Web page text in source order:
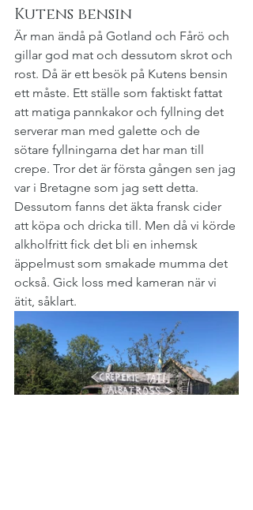
Kutens bensin
Är man ändå på Gotland och Fårö och
gillar god mat och dessutom skrot och
rost. Då är ett besök på Kutens bensin
ett måste. Ett ställe som faktiskt fattat
att matiga pannkakor och fyllning det
serverar man med galette och de
sötare fyllningarna det har man till
crepe. Tror det är första gången sen jag
var i Bretagne som jag sett detta.
Dessutom fanns det äkta fransk cider
att köpa och dricka till. Men då vi körde
alkholfritt fick det bli en inhemsk
äppelmust som smakade mumma det
också. Gick loss med kameran när vi
ätit, såklart.